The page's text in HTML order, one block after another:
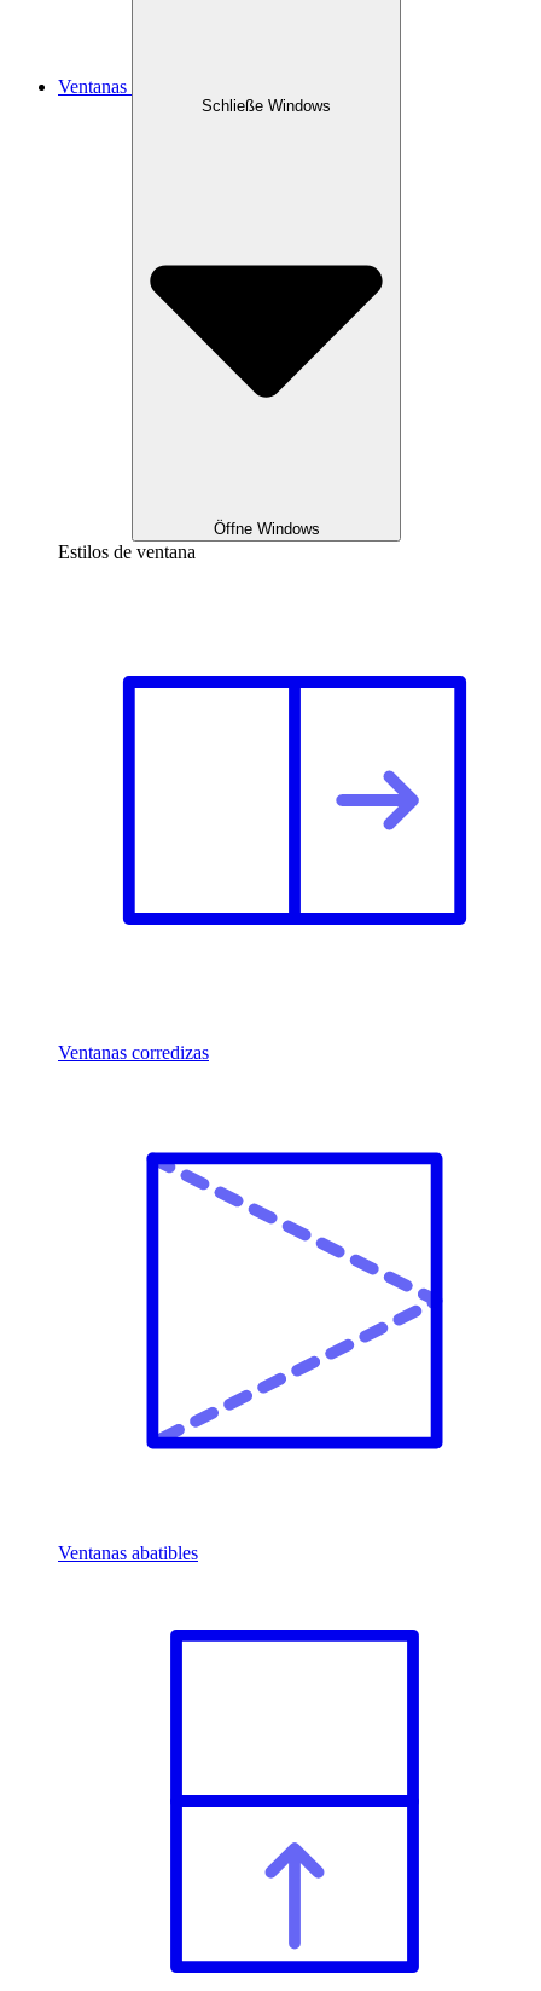
Ventanas
Schließe Windows
Öffne Windows
Estilos de ventana
Ventanas corredizas
Ventanas abatibles